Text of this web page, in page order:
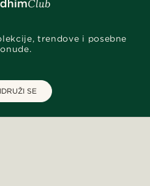
trendove i posebne
SE